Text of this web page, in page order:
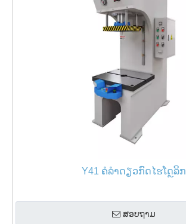
Y41 ຄໍລໍາດຽວກົດໄຮໂດຼລິກ
ສອບຖາມ